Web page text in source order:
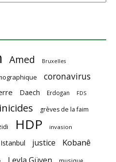
Amed Bruxelles
coronavirus
Daech Erdogan FDS
grèves de la faim
HDP invasion
Istanbul justice Kobanê